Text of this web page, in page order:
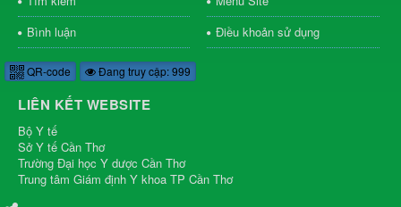
Bình luận
Điều khoản sử dụng
QR-code Đang truy cập: 999
LIÊN KẾT WEBSITE
Bộ Y tế
Sở Y tế Cần Thơ
Trường Đại học Y dược Cần Thơ
Trung tâm Giám định Y khoa TP Cần Thơ